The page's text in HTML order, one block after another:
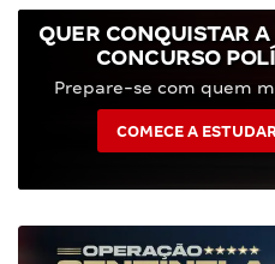
QUER CONQUISTAR
CONCURSO
Prepare-se com quem
COMECE A